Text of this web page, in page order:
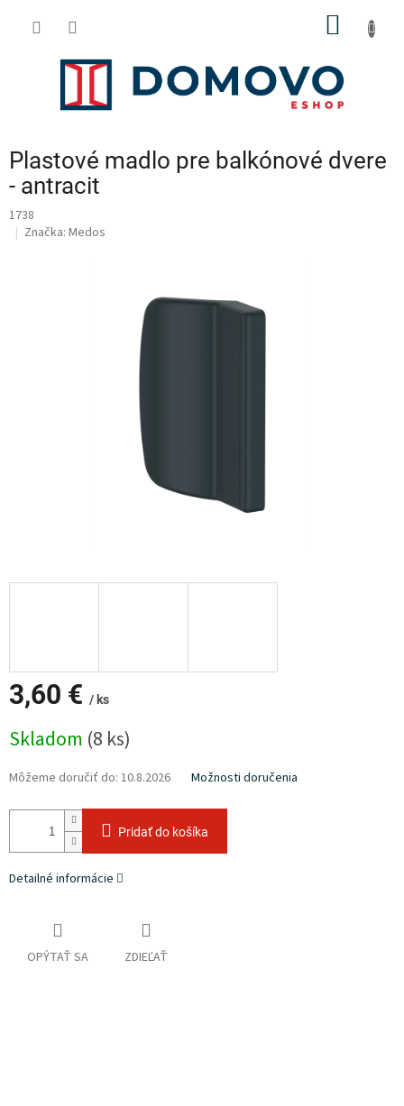
Plastové madlo pre balkónové dvere
- antracit
1738
Značka: Medos
3,60 € / ks
cena:
Skladom (8 ks)
Môžeme doručiť do: 10.8.2026 Možnosti doručenia
Pridať do košíka
Detailné informácie
OPÝTAŤ SA ZDIEĽAŤ